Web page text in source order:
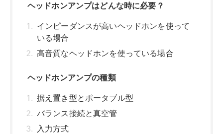
ヘッドホンアンプはどんな時に必要？
インピーダンスが高いヘッドホンを使って
いる場合
高音質なヘッドホンを使っている場合
ヘッドホンアンプの種類
据え置き型とポータブル型
バランス接続と真空管
入力方式